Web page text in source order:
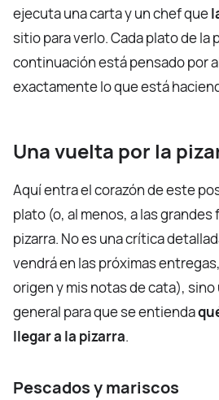
ejecuta una carta y un chef que
sitio para verlo. Cada plato de la
continuación está pensado por
exactamente lo que está
Una vuelta por la
Aquí entra el corazón de este
plato (o, al menos, a las grandes
pizarra. No es una crítica
vendrá en las próximas
origen y mis notas de cata),
general para que se entienda
llegar a la pizarra.
Pescados y mariscos